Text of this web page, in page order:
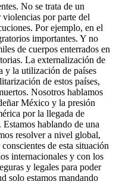
No se trata de un
por parte del
Por ejemplo, en el
importantes. Y no
de cuerpos enterrados en
La externalización de
y la utilización de países
de estos países,
Nosotros hablamos
México y la presión
por la llegada de
hablando de una
resolver a nivel global,
de esta situación
internacionales y con los
y legales para poder
solo estamos mandando